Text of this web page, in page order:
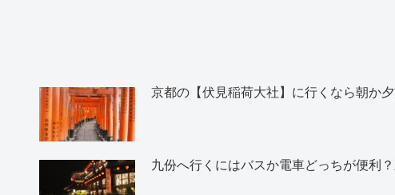
京都の【伏見稲荷大社】に行くなら朝か
九份へ行くにはバスか電車どっちが便利？